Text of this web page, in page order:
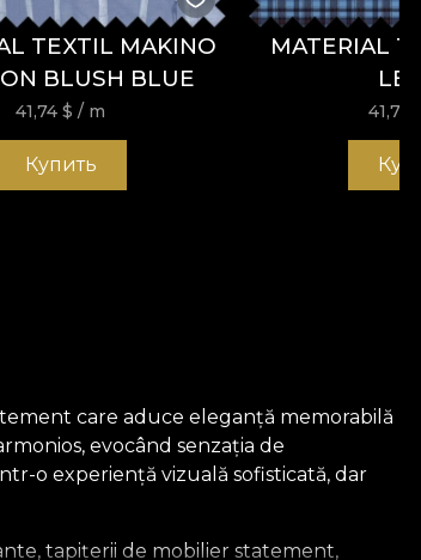
TEXTIL MAKINO
BLUSH BLUE
41,74$ / m
Купить
MATERIAL
41,74
care aduce eleganță memorabilă
evocând senzația de
o experiență vizuală sofisticată, dar
tapițerii de mobilier statement,